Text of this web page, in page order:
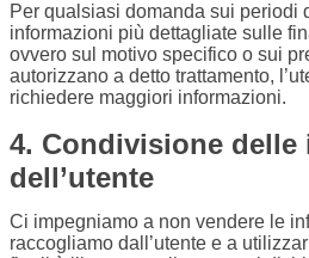
Per qualsiasi domanda sui periodi
informazioni più dettagliate sulle
ovvero sul motivo specifico o sui
autorizzano a detto trattamento,
richiedere maggiori informazioni.
4. Condivisione delle
dell’utente
Ci impegniamo a non vendere le
raccogliamo dall’utente e a